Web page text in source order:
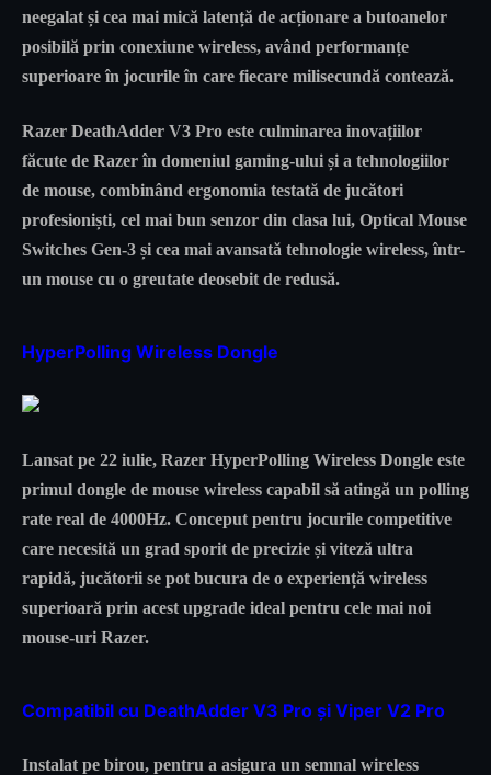
neegalat și cea mai mică latență de acționare a butoanelor
posibilă prin conexiune wireless, având performanțe
superioare în jocurile în care fiecare milisecundă contează.
Razer DeathAdder V3 Pro este culminarea inovațiilor
făcute de Razer în domeniul gaming-ului și a tehnologiilor
de mouse, combinând ergonomia testată de jucători
profesioniști, cel mai bun senzor din clasa lui, Optical Mouse
Switches Gen-3 și cea mai avansată tehnologie wireless, într-
un mouse cu o greutate deosebit de redusă.
HyperPolling Wireless Dongle
Lansat pe 22 iulie, Razer HyperPolling Wireless Dongle este
primul dongle de mouse wireless capabil să atingă un polling
rate real de 4000Hz. Conceput pentru jocurile competitive
care necesită un grad sporit de precizie și viteză ultra
rapidă, jucătorii se pot bucura de o experiență wireless
superioară prin acest upgrade ideal pentru cele mai noi
mouse-uri Razer.
Compatibil cu DeathAdder V3 Pro și Viper V2 Pro
Instalat pe birou, pentru a asigura un semnal wireless